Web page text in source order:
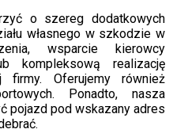
o szereg dodatkowych
własnego w szkodzie w
wsparcie kierowcy
kompleksową realizację
Oferujemy również
Ponadto, nasza
pojazd pod wskazany adres